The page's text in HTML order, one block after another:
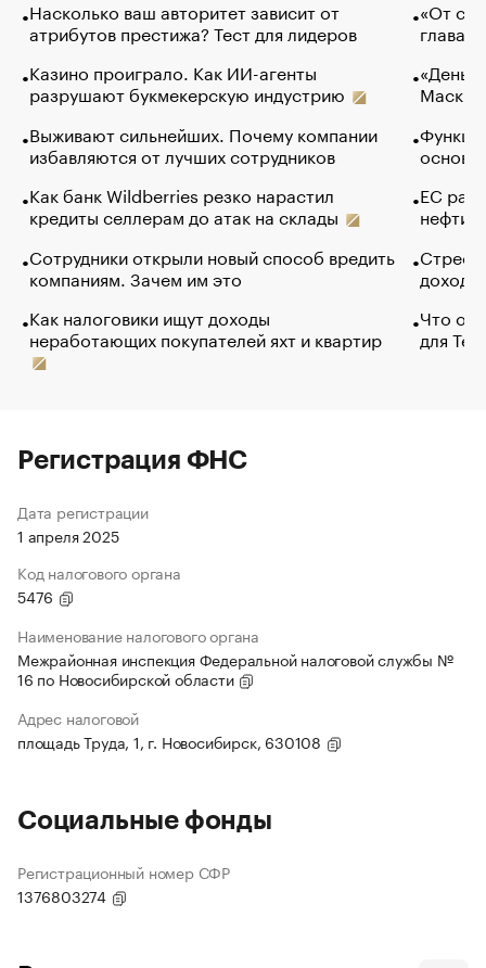
Насколько ваш авторитет зависит от
атрибутов престижа? Тест для лидеров
Казино проиграло. Как ИИ-агенты
разрушают букмекерскую индустрию
Выживают сильнейших. Почему компании
избавляются от лучших сотрудников
Как банк Wildberries резко нарастил
кредиты селлерам до атак на склады
Сотрудники открыли новый способ вредить
компаниям. Зачем им это
Как налоговики ищут доходы
неработающих покупателей яхт и квартир
«От
глава
Маск в
основ
ЕС
нефти
Что
для
Регистрация ФНС
Дата регистрации
1 апреля 2025
Код налогового органа
5476
Наименование налогового органа
Межрайонная инспекция Федеральной налоговой службы №
16 по Новосибирской области
Адрес налоговой
площадь Труда, 1, г. Новосибирск, 630108
Социальные фонды
Регистрационный номер СФР
1376803274